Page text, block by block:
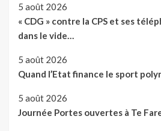
5 août 2026
« CDG » contre la CPS et ses
dans le vide…
5 août 2026
Quand l’Etat finance le sport
5 août 2026
Journée Portes ouvertes à Te